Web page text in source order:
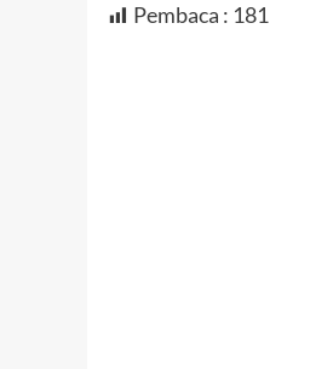
Pembaca : 181